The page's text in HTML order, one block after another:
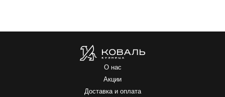
О нас
Акции
Доставка и оплата